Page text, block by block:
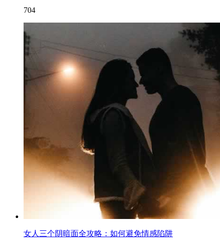
704
女人三个阴暗面全攻略：如何避免情感陷阱